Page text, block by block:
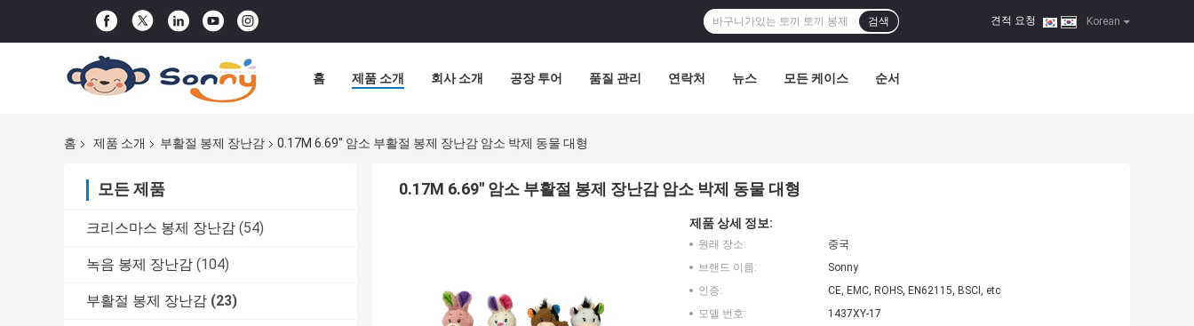
Korean
견적 요청 |
검색
홈 제품 소개 회사 소개 공장 투어 품질 관리 연락처 뉴스 모든 케이스 순서
홈 제품 소개 부활절 봉제 장난감 0.17M 6.69'' 암소 부활절 봉제 장난감 암소 박제 동물 대형
모든 제품
크리스마스 봉제 장난감 (54)
녹음 봉제 장난감 (104)
부활절 봉제 장난감 (23)
0.17M 6.69'' 암소 부활절 봉제 장난감 암소 박제 동물 대형
제품 상세 정보:
원래 장소:
중국
브랜드 이름:
Sonny
인증:
CE, EMC, ROHS, EN62115, BSCI, etc
모델 번호:
1437XY-17